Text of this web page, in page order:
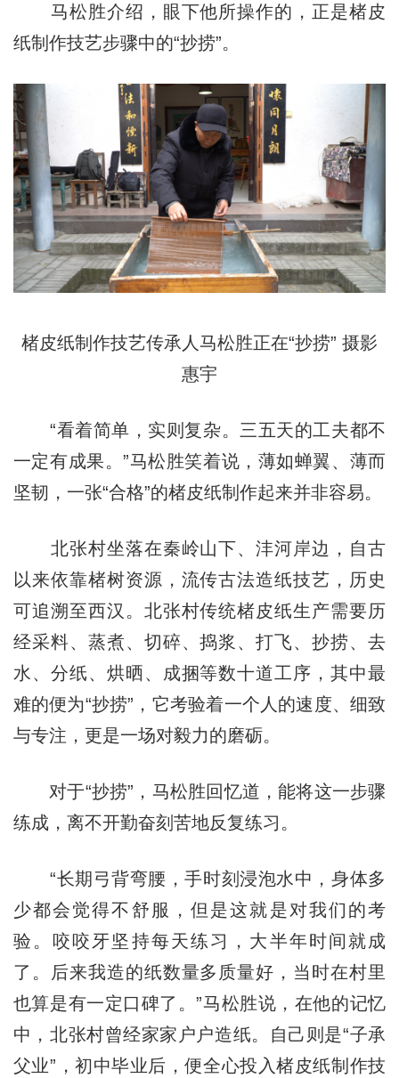
马松胜介绍，眼下他所操作的，正是楮皮
纸制作技艺步骤中的“抄捞”。
楮皮纸制作技艺传承人马松胜正在“抄捞” 摄影
惠宇
“看着简单，实则复杂。三五天的工夫都不
一定有成果。”马松胜笑着说，薄如蝉翼、薄而
坚韧，一张“合格”的楮皮纸制作起来并非容易。
北张村坐落在秦岭山下、沣河岸边，自古
以来依靠楮树资源，流传古法造纸技艺，历史
可追溯至西汉。北张村传统楮皮纸生产需要历
经采料、蒸煮、切碎、捣浆、打飞、抄捞、去
水、分纸、烘晒、成捆等数十道工序，其中最
难的便为“抄捞”，它考验着一个人的速度、细致
与专注，更是一场对毅力的磨砺。
对于“抄捞”，马松胜回忆道，能将这一步骤
练成，离不开勤奋刻苦地反复练习。
“长期弓背弯腰，手时刻浸泡水中，身体多
少都会觉得不舒服，但是这就是对我们的考
验。咬咬牙坚持每天练习，大半年时间就成
了。后来我造的纸数量多质量好，当时在村里
也算是有一定口碑了。”马松胜说，在他的记忆
中，北张村曾经家家户户造纸。自己则是“子承
父业”，初中毕业后，便全心投入楮皮纸制作技